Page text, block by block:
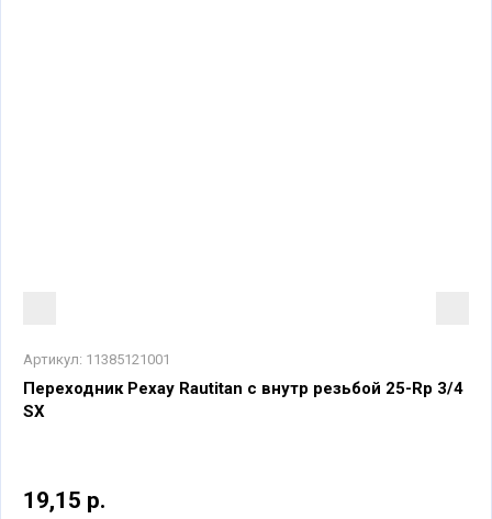
Артикул: 11385121001
Переходник Рехау Rautitan с внутр резьбой 25-Rp 3/4
SX
19,15 р.